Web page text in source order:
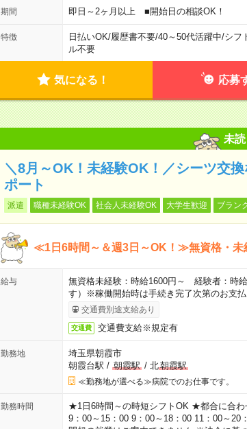
期間 即日～2ヶ月以上 ■開始日の相談OK！
特徴 日払いOK/履歴書不要/40～50代活躍中/シフ
ル不要
気になる！ 応募
未読
＼8月～OK！未経験OK！／シーツ交
ポート
派遣 職種未経験OK 社会人未経験OK 大学生歓迎 ブラン
≪1日6時間～＆週3日～OK！≫無資格・未
給与
無資格未経験：時給1600円～ 経験者：時
す）※稼働開始時は手続き完了次第のお支払
交通費別途支給あり
交通費 交通費支給※規定有
勤務地
埼玉県朝霞市
朝霞台駅 / 朝霞駅/ 北朝霞駅
≪勤務地が選べる≫病院でのお仕事です。
勤務時間
★1日6時間～の時短シフトOK ★都合に合わ
9：00～15：00 9：00～18：00 11：00～